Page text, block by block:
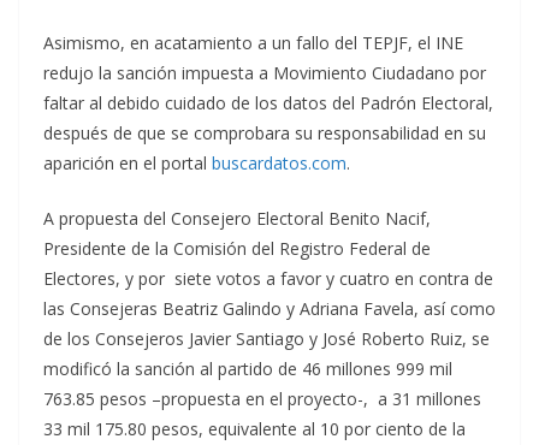
Asimismo, en acatamiento a un fallo del TEPJF, el INE
redujo la sanción impuesta a Movimiento Ciudadano por
faltar al debido cuidado de los datos del Padrón Electoral,
después de que se comprobara su responsabilidad en su
aparición en el portal buscardatos.com.
A propuesta del Consejero Electoral Benito Nacif,
Presidente de la Comisión del Registro Federal de
Electores, y por siete votos a favor y cuatro en contra de
las Consejeras Beatriz Galindo y Adriana Favela, así como
de los Consejeros Javier Santiago y José Roberto Ruiz, se
modificó la sanción al partido de 46 millones 999 mil
763.85 pesos –propuesta en el proyecto-, a 31 millones
33 mil 175.80 pesos, equivalente al 10 por ciento de la